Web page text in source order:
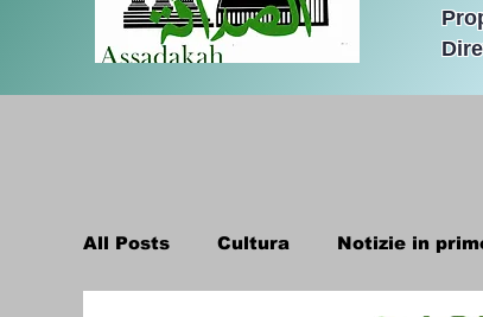
All Posts Cultura Notizie in